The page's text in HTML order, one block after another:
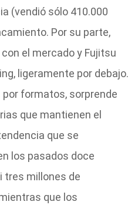
(vendió sólo 410.000
Por su parte,
el mercado y Fujitsu
ligeramente por debajo.
formatos, sorprende
que mantienen el
que se
los pasados doce
tres millones de
que los